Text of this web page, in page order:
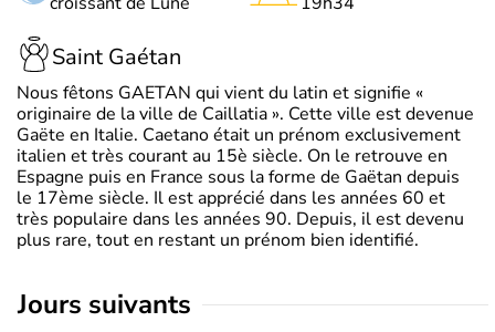
Saint Gaétan
Nous fêtons GAETAN qui vient du latin et signifie «
originaire de la ville de Caillatia ». Cette ville est devenue
Gaëte en Italie. Caetano était un prénom exclusivement
italien et très courant au 15è siècle. On le retrouve en
Espagne puis en France sous la forme de Gaëtan depuis
le 17ème siècle. Il est apprécié dans les années 60 et
très populaire dans les années 90. Depuis, il est devenu
plus rare, tout en restant un prénom bien identifié.
jours suivants